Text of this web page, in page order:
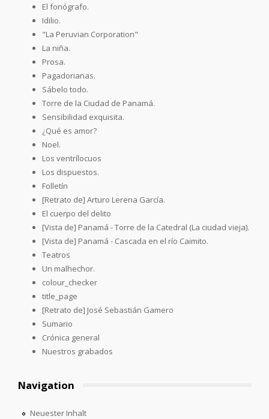
El fonógrafo.
Idilio.
"La Peruvian Corporation"
La niña.
Prosa.
Pagadorianas.
Sábelo todo.
Torre de la Ciudad de Panamá.
Sensibilidad exquisita.
¿Qué es amor?
Noel.
Los ventrílocuos
Los dispuestos.
Folletín
[Retrato de] Arturo Lerena García.
El cuerpo del delito
[Vista de] Panamá - Torre de la Catedral (La ciudad vieja).
[Vista de] Panamá - Cascada en el río Caimito.
Teatros
Un malhechor.
colour_checker
title_page
[Retrato de] José Sebastián Gamero
Sumario
Crónica general
Nuestros grabados
Navigation
Neuester Inhalt